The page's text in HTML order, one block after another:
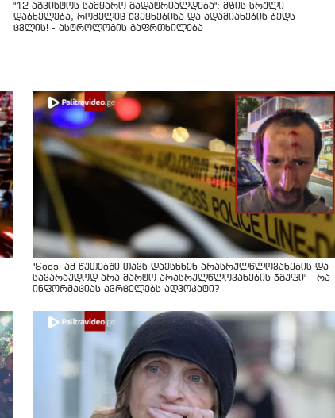
"12 აგვისტოს სამყარო გადატრიალდება": მზის სრული
დაბნელება, რომელიც ქვეყნებისა და ადამიანების ბედს
ცვლის! - ასტროლოგის გაფრთხილება
"Soos! ამ წუთებში თავს დაესხნენ არასრულწლოვანების და
სავარაუდოდ არა მარტო არასრულწლოვანების ჯგუფი" - რა
ინფორმაციას ავრცელებს ადვოკატი?